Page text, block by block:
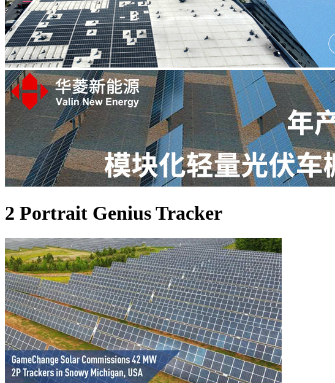
2 Portrait Genius Tracker